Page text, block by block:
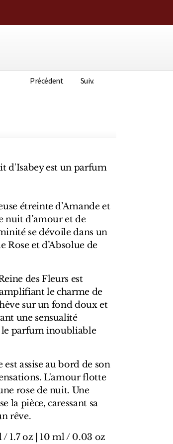
Précédent Suiv.
d'Isabey est un parfum
étreinte d’Amande et
nuit d’amour et de
se dévoile dans un
et d’Absolue de
des Fleurs est
le charme de
sur un fond doux et
une sensualité
le parfum inoubliable
assise au bord de son
L'amour flotte
rose de nuit. Une
la pièce, caressant sa
rêve.
1.7 oz | 10 ml / 0.03 oz